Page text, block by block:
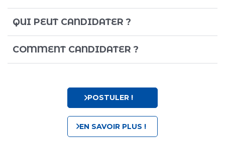
QUI PEUT CANDIDATER ?
COMMENT CANDIDATER ?
POSTULER !
EN SAVOIR PLUS !